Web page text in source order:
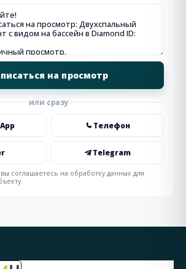
или сразу
Телефон
Telegram
соглашаетесь на обработку данных для